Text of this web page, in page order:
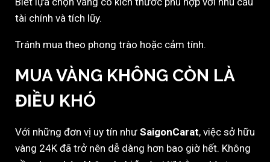
tài chính và tích lũy.
Tránh mua theo phong trào hoặc cảm tính.
MUA VÀNG KHÔNG CÒN LÀ
ĐIỀU KHÓ
Với những đơn vị uy tín như SaigonCarat, việc sở hữu
vàng 24K đã trở nên dễ dàng hơn bao giờ hết. Không